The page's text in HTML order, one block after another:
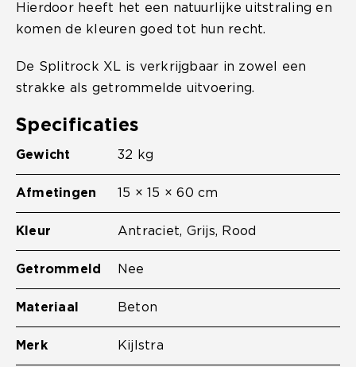
Hierdoor heeft het een natuurlijke uitstraling en
komen de kleuren goed tot hun recht.
De Splitrock XL is verkrijgbaar in zowel een
strakke als getrommelde uitvoering.
Specificaties
Gewicht 32 kg
Afmetingen 15 × 15 × 60 cm
Kleur Antraciet, Grijs, Rood
Getrommeld Nee
Materiaal Beton
Merk Kijlstra